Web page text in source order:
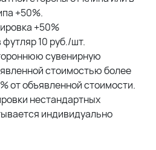
+50%.
+50%
10 руб./шт.
сувенирную
стоимостью более
от объявленной стоимости.
нестандартных
индивидуально